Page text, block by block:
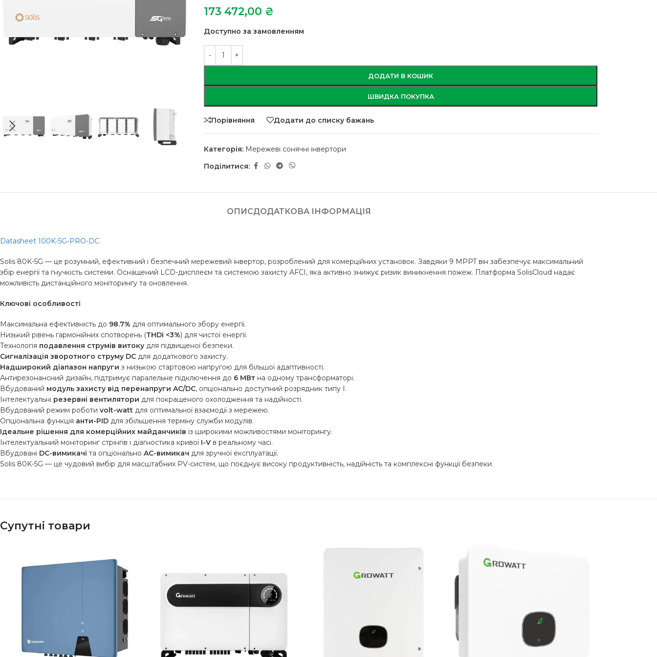
173 472,00 ₴
Доступно за замовленням
ДОДАТИ В КОШИК
ШВИДКА ПОКУПКА
Порівняння Додати до списку бажань
Категорія: Мережеві сонячні інвертори
Поділитися:
ОПИСДОДАТКОВА ІНФОРМАЦІЯ
Datasheet 100K-5G-PRO-DC
Solis 80K-5G — це розумний, ефективний і безпечний мережевий інвертор, розроблений для комерційних установок. Завдяки 9 MPPT він забезпечує максимальний
збір енергії та гнучкість системи. Оснащений LCD-дисплеєм та системою захисту AFCI, яка активно знижує ризик виникнення пожеж. Платформа SolisCloud надає
можливість дистанційного моніторингу та оновлення.
Ключові особливості
Максимальна ефективність до 98.7% для оптимального збору енергії.
Низький рівень гармонійних спотворень (THDi <3%) для чистої енергії.
Технологія подавлення струмів витоку для підвищеної безпеки.
Сигналізація зворотного струму DC для додаткового захисту.
Надширокий діапазон напруги з низькою стартовою напругою для більшої адаптивності.
Антирезонансний дизайн, підтримує паралельне підключення до 6 МВт на одному трансформаторі.
Вбудований модуль захисту від перенапруги AC/DC, опціонально доступний розрядник типу I.
Інтелектуальні резервні вентилятори для покращеного охолодження та надійності.
Вбудований режим роботи volt-watt для оптимальної взаємодії з мережею.
Опціональна функція анти-PID для збільшення терміну служби модулів.
Ідеальне рішення для комерційних майданчиків із широкими можливостями моніторингу.
Інтелектуальний моніторинг стрінгів і діагностика кривої I-V в реальному часі.
Вбудовані DC-вимикачі та опціонально AC-вимикач для зручної експлуатації.
Solis 80K-5G — це чудовий вибір для масштабних PV-систем, що поєднує високу продуктивність, надійність та комплексні функції безпеки.
Супутні товари